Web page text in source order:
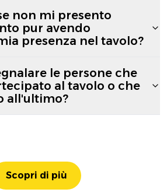
non mi presento
pur avendo
presenza nel tavolo?
le persone che
al tavolo o che
all'ultimo?
Scopri di più